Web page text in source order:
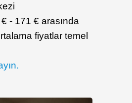
- 171 € arasında
fiyatlar temel